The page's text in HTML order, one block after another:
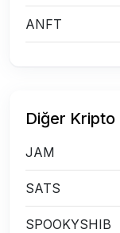
ANFT
Diğer Kripto
JAM
SATS
SPOOKYSHIB